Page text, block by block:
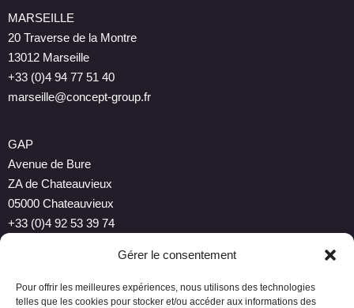
Gérer le consentement
Pour offrir les meilleures expériences, nous utilisons des technologies
telles que les cookies pour stocker et/ou accéder aux informations des
MARSEILLE
20 Traverse de la Montre
13012 Marseille
+33 (0)4 94 77 51 40
marseille@concept-group.fr
GAP
Avenue de Bure
ZA de Chateauvieux
05000 Chateauvieux
+33 (0)4 92 53 39 74